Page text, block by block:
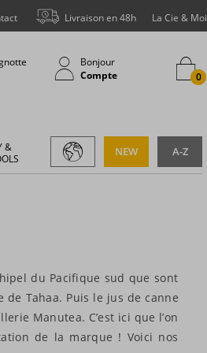
La Cie & Moi
Livraison en 48h
Bonjour
Compte
0
&
A-Z
NEW
du Pacifique sud que sont
Tahaa. Puis le jus de canne
Manutea. C’est ici que l’on
de la marque ! Voici nos